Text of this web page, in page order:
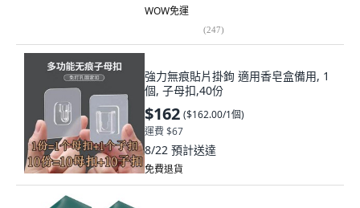
WOW免運
(247)
強力無痕貼片掛鉤 適用香皂盒備用, 1
個, 子母扣,40份
$162 ($162.00/1個)
運費 $67
8/22 預計送達
免費退貨